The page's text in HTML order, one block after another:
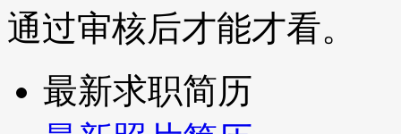
通过审核后才能才看。
最新求职简历